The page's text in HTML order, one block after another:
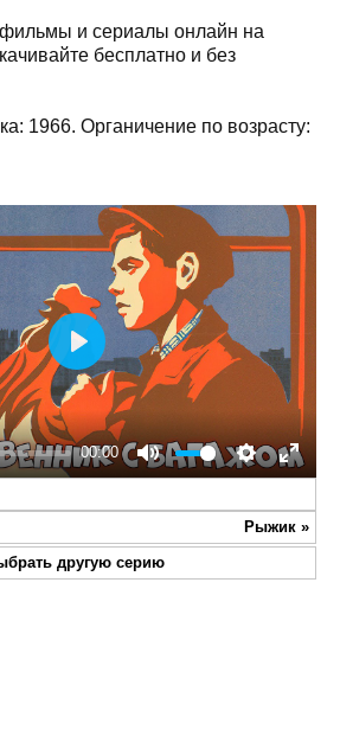
и сериалы онлайн на
бесплатно и без
1966. Органичение по возрасту:
00:00
Mute Settings
Enter
Play
Рыжик »
другую серию